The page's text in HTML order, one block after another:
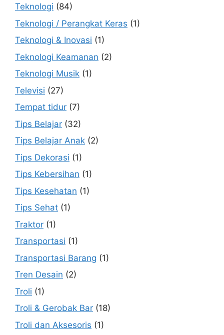
Teknologi (84)
Teknologi / Perangkat Keras (1)
Teknologi & Inovasi (1)
Teknologi Keamanan (2)
Teknologi Musik (1)
Televisi (27)
Tempat tidur (7)
Tips Belajar (32)
Tips Belajar Anak (2)
Tips Dekorasi (1)
Tips Kebersihan (1)
Tips Kesehatan (1)
Tips Sehat (1)
Traktor (1)
Transportasi (1)
Transportasi Barang (1)
Tren Desain (2)
Troli (1)
Troli & Gerobak Bar (18)
Troli dan Aksesoris (1)